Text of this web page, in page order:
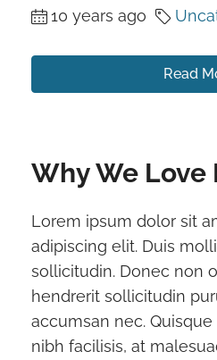
10 years ago
Read
Why We Love
Lorem ipsum dolor sit
adipiscing elit. Duis
sollicitudin. Donec non
hendrerit sollicitudin
accumsan nec.
nibh facilisis, at